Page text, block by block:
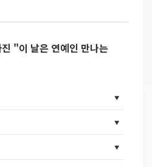
"이 날은 연예인 만나는